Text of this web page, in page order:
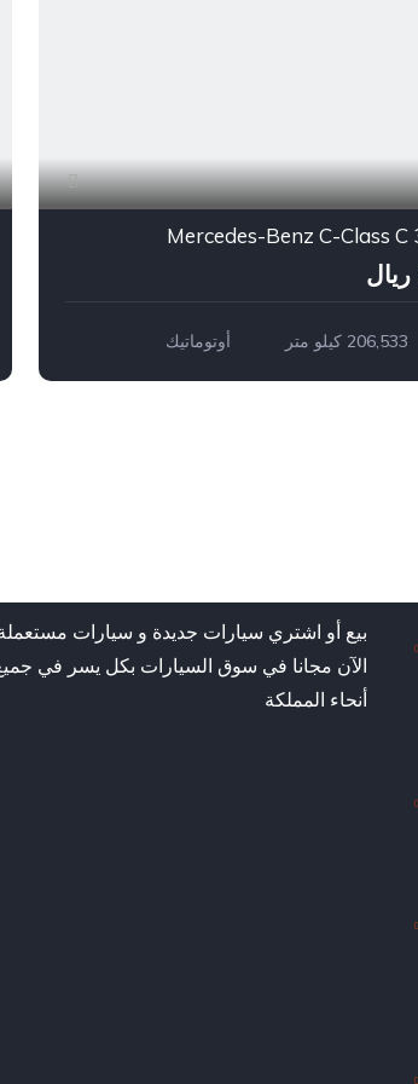
206,533 كيلو متر
أوتوماتيك
بيع أو اشتري سيارات جديدة و سيارات
الآن مجانا في سوق السيارات بكل يسر في
أنحاء المملكة